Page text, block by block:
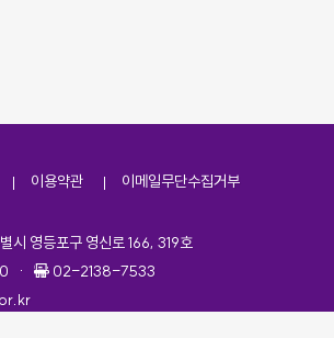
이용약관 이메일무단수집거부
시 영등포구 영신로 166, 319호
· 팩스번호
02-2138-7533